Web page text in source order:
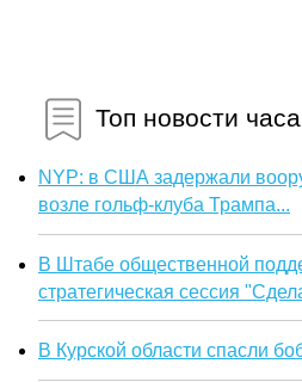
Топ новости часа
NYP: в США задержали
возле гольф-клуба Трампа...
В Штабе общественной
стратегическая сессия
В Курской области спасли